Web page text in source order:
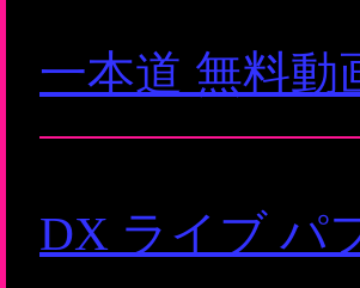
一本道 無料動
DX ライブ パ